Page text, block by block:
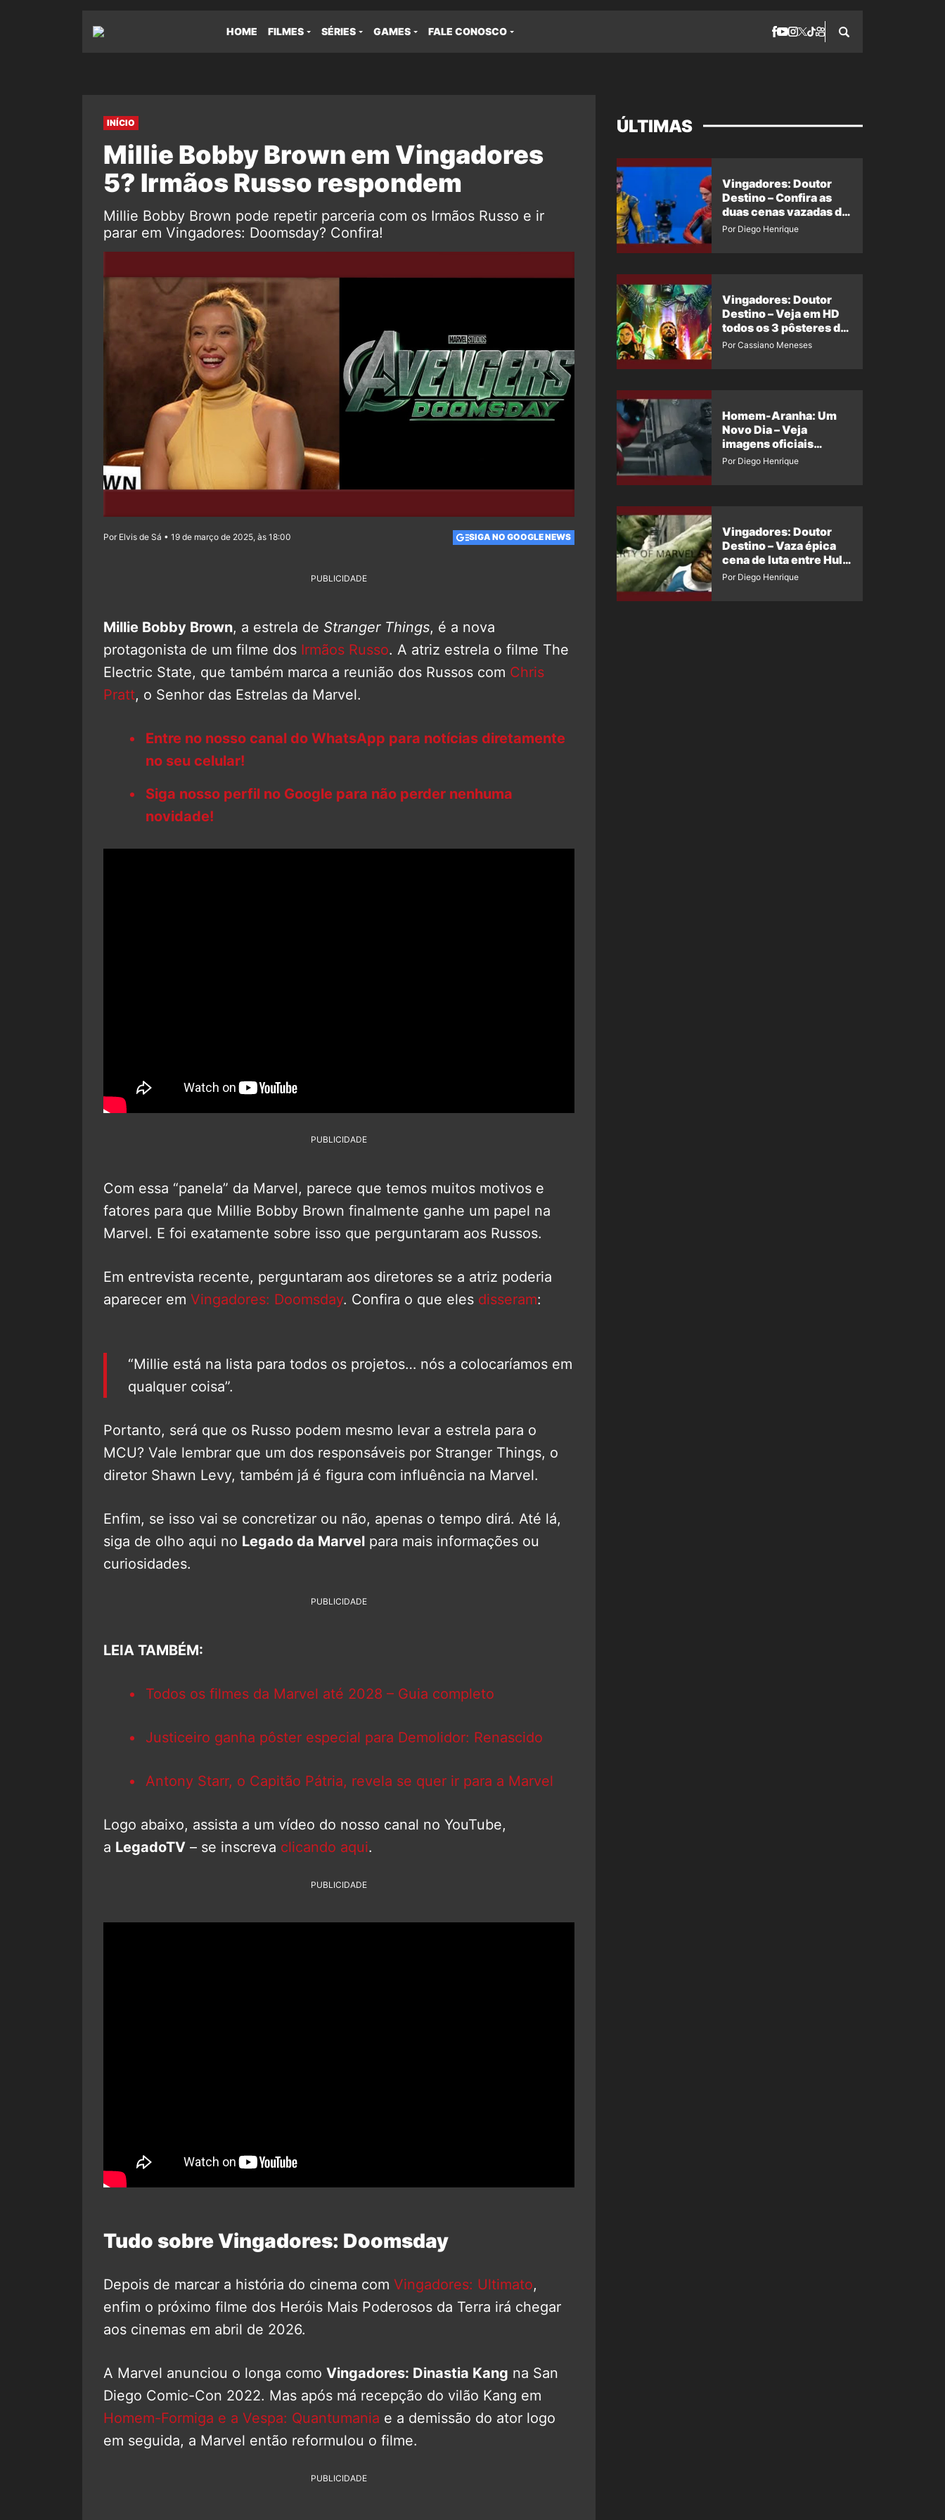
HOME FILMES SÉRIES GAMES FALE CONOSCO
INÍCIO
Millie Bobby Brown em Vingadores
5? Irmãos Russo respondem
Millie Bobby Brown pode repetir parceria com os Irmãos Russo e ir
parar em Vingadores: Doomsday? Confira!
Por Elvis de Sá • 19 de março de 2025, às 18:00 SIGA NO GOOGLE NEWS
PUBLICIDADE
Millie Bobby Brown, a estrela de Stranger Things, é a nova
protagonista de um filme dos Irmãos Russo. A atriz estrela o filme The
Electric State, que também marca a reunião dos Russos com Chris
Pratt, o Senhor das Estrelas da Marvel.
Entre no nosso canal do WhatsApp para notícias diretamente
no seu celular!
Siga nosso perfil no Google para não perder nenhuma
novidade!
PUBLICIDADE
Com essa “panela” da Marvel, parece que temos muitos motivos e
fatores para que Millie Bobby Brown finalmente ganhe um papel na
Marvel. E foi exatamente sobre isso que perguntaram aos Russos.
Em entrevista recente, perguntaram aos diretores se a atriz poderia
aparecer em Vingadores: Doomsday. Confira o que eles disseram:
“Millie está na lista para todos os projetos… nós a colocaríamos em
qualquer coisa”.
Portanto, será que os Russo podem mesmo levar a estrela para o
MCU? Vale lembrar que um dos responsáveis por Stranger Things, o
diretor Shawn Levy, também já é figura com influência na Marvel.
Enfim, se isso vai se concretizar ou não, apenas o tempo dirá. Até lá,
siga de olho aqui no Legado da Marvel para mais informações ou
curiosidades.
PUBLICIDADE
LEIA TAMBÉM:
Todos os filmes da Marvel até 2028 – Guia completo
Justiceiro ganha pôster especial para Demolidor: Renascido
Antony Starr, o Capitão Pátria, revela se quer ir para a Marvel
Logo abaixo, assista a um vídeo do nosso canal no YouTube,
a LegadoTV – se inscreva clicando aqui.
PUBLICIDADE
Tudo sobre Vingadores: Doomsday
Depois de marcar a história do cinema com Vingadores: Ultimato,
enfim o próximo filme dos Heróis Mais Poderosos da Terra irá chegar
aos cinemas em abril de 2026.
A Marvel anunciou o longa como Vingadores: Dinastia Kang na San
Diego Comic-Con 2022. Mas após má recepção do vilão Kang em
Homem-Formiga e a Vespa: Quantumania e a demissão do ator logo
em seguida, a Marvel então reformulou o filme.
PUBLICIDADE
ÚLTIMAS
Vingadores: Doutor
Destino – Confira as
duas cenas vazadas do
Wolverine e o Homem-
Por Diego Henrique
Vingadores: Doutor
Destino – Veja em HD
todos os 3 pôsteres de
‘Doomsday’ + 1 imagem
Por Cassiano Meneses
Homem-Aranha: Um
Novo Dia – Veja
imagens oficiais
descartadas do Hulk
Por Diego Henrique
Vingadores: Doutor
Destino – Vaza épica
cena de luta entre Hulk
e o Coisa
Por Diego Henrique